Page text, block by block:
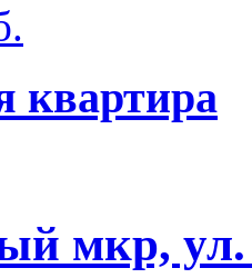
квартира
мкр, ул.